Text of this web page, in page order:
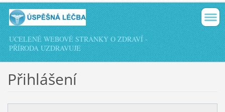
UCELENÉ WEBOVÉ STRÁNKY O ZDRAVÍ -
PŘÍRODA UZDRAVUJE
Přihlášení